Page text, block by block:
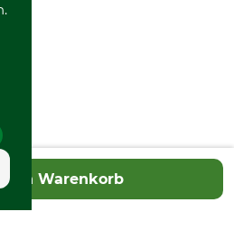
den Warenkorb